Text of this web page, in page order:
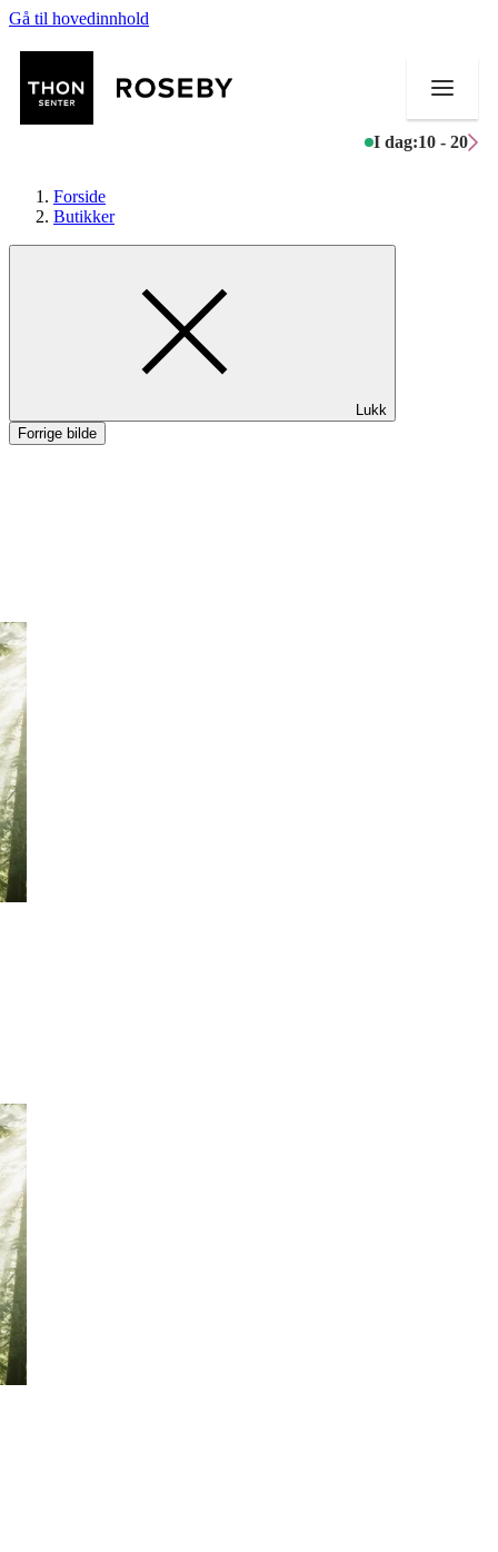
Gå til hovedinnhold
I dag:10 - 20
Mat og drikke
Aktiviteter
Forside
Butikker
Lukk
Forrige bilde